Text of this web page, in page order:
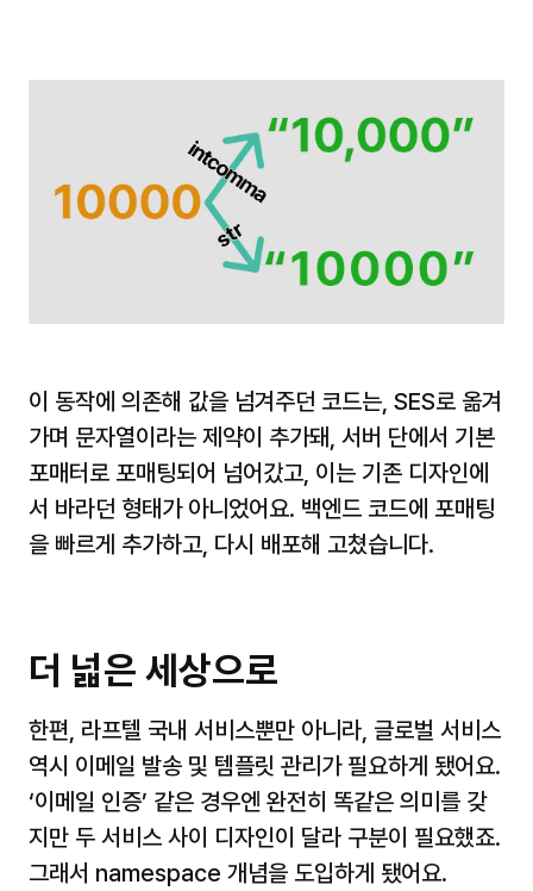
이 동작에 의존해 값을 넘겨주던 코드는, SES로 옮겨
가며 문자열이라는 제약이 추가돼, 서버 단에서 기본
포매터로 포매팅되어 넘어갔고, 이는 기존 디자인에
서 바라던 형태가 아니었어요. 백엔드 코드에 포매팅
을 빠르게 추가하고, 다시 배포해 고쳤습니다.
더 넓은 세상으로
한편, 라프텔 국내 서비스뿐만 아니라, 글로벌 서비스
역시 이메일 발송 및 템플릿 관리가 필요하게 됐어요.
‘이메일 인증’ 같은 경우엔 완전히 똑같은 의미를 갖
지만 두 서비스 사이 디자인이 달라 구분이 필요했죠.
그래서 namespace 개념을 도입하게 됐어요.